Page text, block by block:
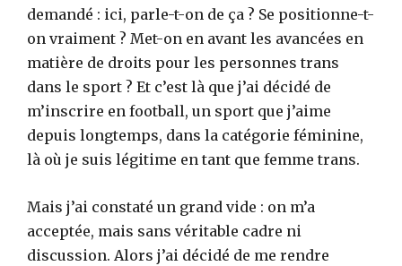
demandé : ici, parle-t-on de ça ? Se positionne-t-
on vraiment ? Met-on en avant les avancées en
matière de droits pour les personnes trans
dans le sport ? Et c’est là que j’ai décidé de
m’inscrire en football, un sport que j’aime
depuis longtemps, dans la catégorie féminine,
là où je suis légitime en tant que femme trans.
Mais j’ai constaté un grand vide : on m’a
acceptée, mais sans véritable cadre ni
discussion. Alors j’ai décidé de me rendre